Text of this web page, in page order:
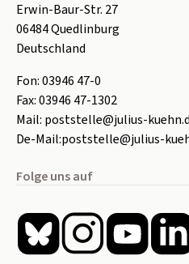
Erwin-Baur-Str. 27
06484Quedlinburg
Deutschland
Fon:03946 47-0
Fax:03946 47-1302
Mail: poststelle@julius-
De-Mail:poststelle@julius-
Folge uns auf